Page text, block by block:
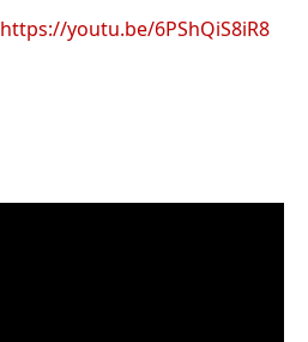
https://youtu.be/6PShQiS8iR8